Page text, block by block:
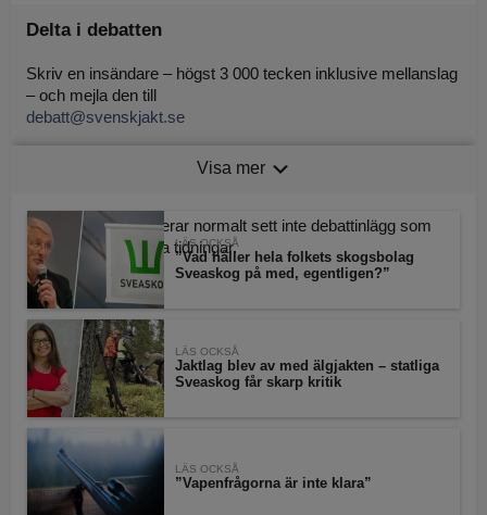
Delta i debatten
Skriv en insändare – högst 3 000 tecken inklusive mellanslag
– och mejla den till
debatt@svenskjakt.se
Tänk på att uppge namn och adress, oavsett hur du signerar
Svensk Jakt publicerar normalt sett inte debattinlägg som
publicerats av andra tidningar.
Visa mer
LÄS OCKSÅ
”Vad håller hela folkets skogsbolag
Sveaskog på med, egentligen?”
LÄS OCKSÅ
Jaktlag blev av med älgjakten – statliga
Sveaskog får skarp kritik
LÄS OCKSÅ
”Vapenfrågorna är inte klara”